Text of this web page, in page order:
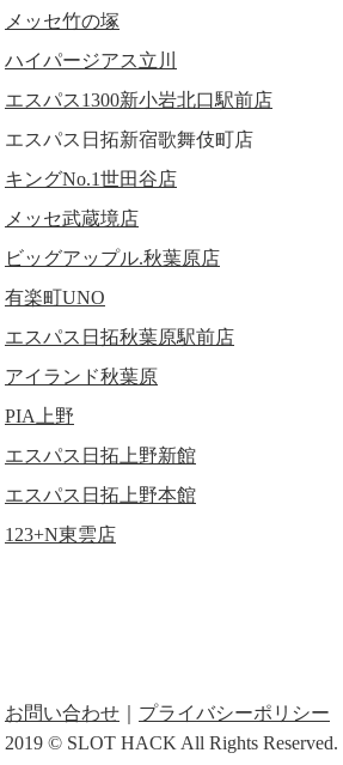
メッセ竹の塚
ハイパージアス立川
エスパス1300新小岩北口駅前店
エスパス日拓新宿歌舞伎町店
キングNo.1世田谷店
メッセ武蔵境店
ビッグアップル.秋葉原店
有楽町UNO
エスパス日拓秋葉原駅前店
アイランド秋葉原
PIA上野
エスパス日拓上野新館
エスパス日拓上野本館
123+N東雲店
お問い合わせ
プライバシーポリシー
2019 © SLOT HACK All Rights Reserved.